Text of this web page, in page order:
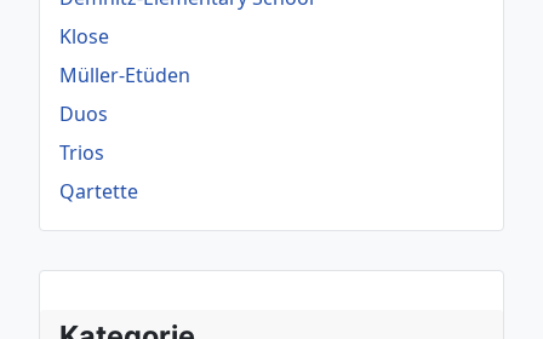
Klose
Müller-Etüden
Duos
Trios
Qartette